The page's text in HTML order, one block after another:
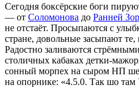
Сегодня боксёрские боги
— от Соломонова до Ранней
не отстаёт. Просыпаются с
стране, довольные засыпают те,
Радостно заливаются
столичных кабаках детки-
сонный морпех на сыром НП
на опорнике: «4.5.0. Так шо там